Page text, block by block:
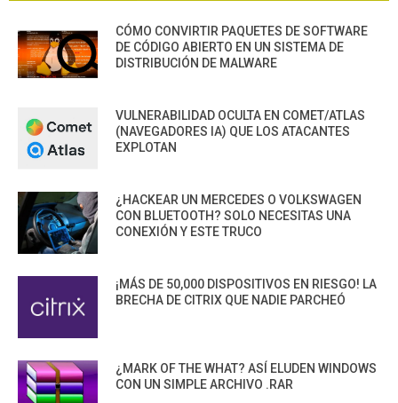
CÓMO CONVIRTIR PAQUETES DE SOFTWARE
DE CÓDIGO ABIERTO EN UN SISTEMA DE
DISTRIBUCIÓN DE MALWARE
VULNERABILIDAD OCULTA EN COMET/ATLAS
(NAVEGADORES IA) QUE LOS ATACANTES
EXPLOTAN
¿HACKEAR UN MERCEDES O VOLKSWAGEN
CON BLUETOOTH? SOLO NECESITAS UNA
CONEXIÓN Y ESTE TRUCO
¡MÁS DE 50,000 DISPOSITIVOS EN RIESGO! LA
BRECHA DE CITRIX QUE NADIE PARCHEÓ
¿MARK OF THE WHAT? ASÍ ELUDEN WINDOWS
CON UN SIMPLE ARCHIVO .RAR